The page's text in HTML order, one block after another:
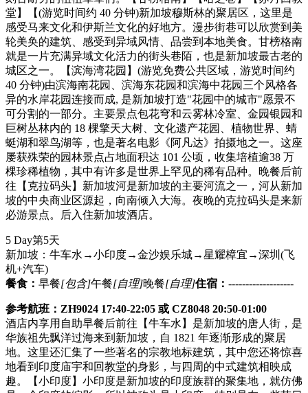
堂】【(游览时间约 40 分钟)新加坡穆斯林的聚居区，这里是
感受马来文化和伊斯兰文化的好地方。漫步街巷可以欣赏到美
轮美奂的建筑、感受到异域风情、品尝到本地美食。甘榜格南
就是一片充满异域文化活力的街头巷陌，也是新加坡最古老的
城区之一。【滨海湾花园】(游览免费公共区域，游览时间约
40 分钟)由滨海南花园、滨海东花园和滨海中花园三个风格各
异的水岸花园连接而成, 是新加坡打造"花园中的城市"愿景不
可分割的一部分。主要景点包花穹和云雾林冷室、金园银园和
巨树丛林内的 18 棵擎天大树、文化遗产花园、植物世界、蜻
蜓湖和翠鸟湖等，也是著名电影《阿凡达》拍摄地之一。这座
屡获殊荣的园林景点占地面积达 101 公顷，收集培植逾38 万
棵珍稀植物，其中有许多是世界上罕见的稀有品种。晚餐后前
往【克拉码头】新加坡河是新加坡的主要河流之一，河从新加
坡的中央商业区源起，向南倾入大海。夜晚的克拉码头是来新
必游景点。后入住新加坡酒店。
5 Day第5天
新加坡：牛车水→小印度→金沙娱乐城→星耀樟宜→深圳 (飞
机+汽车)
餐食： 早餐[包含]午餐[自理]晚餐[自理]住宿： -------------------
参考航班：ZH9024 17:40-22:05 或 CZ8048 20:50-01:00
酒店内享用自助早餐后前往【牛车水】是新加坡的唐人街，是
华族祖先飘洋过海来到新加坡，自 1821 年逐渐形成的聚居
地。这里还汇集了一些著名的宗教地标建筑，其中您还将惊喜
地看到印度庙宇和回教堂的身影，与四周的中式建筑相映成
趣。【小印度】小印度是新加坡的印度族群的聚集地，就仿佛